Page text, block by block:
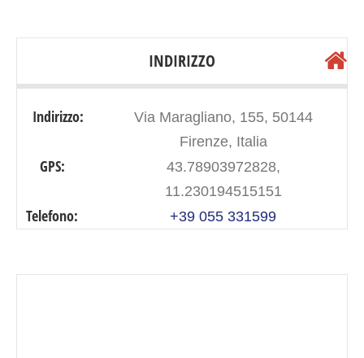
INDIRIZZO
Indirizzo:
Via Maragliano, 155, 50144
Firenze, Italia
GPS:
43.78903972828,
11.230194515151
Telefono: +39 055 331599